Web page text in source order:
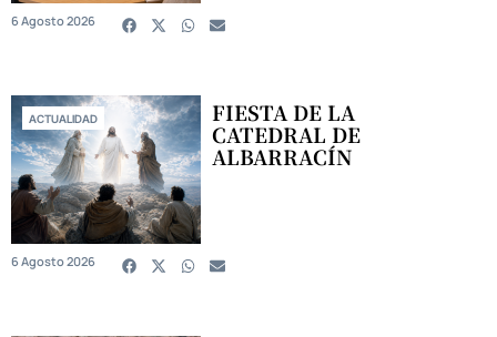
6 Agosto 2026
ACTUALIDAD FIESTA DE LA
CATEDRAL DE
ALBARRACÍN
6 Agosto 2026